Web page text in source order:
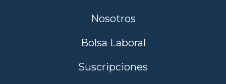
Nosotros
Bolsa Laboral
Suscripciones